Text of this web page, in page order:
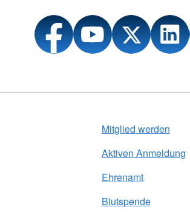
Mitglied werden
Aktiven Anmeldung
Ehrenamt
Blutspende